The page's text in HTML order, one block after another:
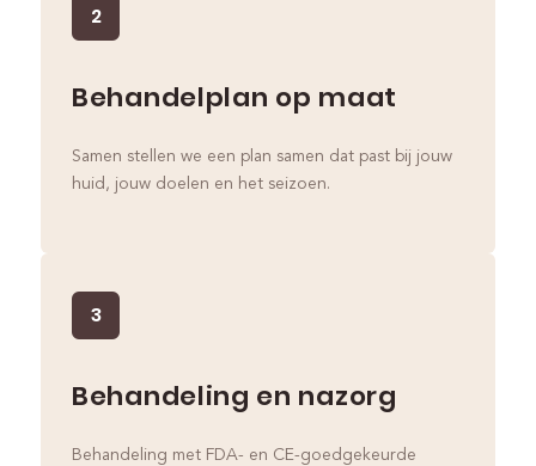
2
Behandelplan op maat
Samen stellen we een plan samen dat past bij jouw
huid, jouw doelen en het seizoen.
3
Behandeling en nazorg
Behandeling met FDA- en CE-goedgekeurde